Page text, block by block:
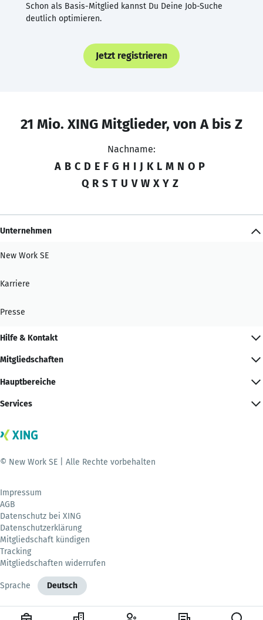
Schon als Basis-Mitglied kannst Du Deine Job-Suche
deutlich optimieren.
Jetzt registrieren
21 Mio. XING Mitglieder, von A bis Z
Nachname:
A B C D E F G H I J K L M N O P
Q R S T U V W X Y Z
Unternehmen
New Work SE
Karriere
Presse
Hilfe & Kontakt
Mitgliedschaften
Hauptbereiche
Services
© New Work SE | Alle Rechte vorbehalten
Impressum
AGB
Datenschutz bei XING
Datenschutzerklärung
Mitgliedschaft kündigen
Tracking
Mitgliedschaften widerrufen
Sprache Deutsch